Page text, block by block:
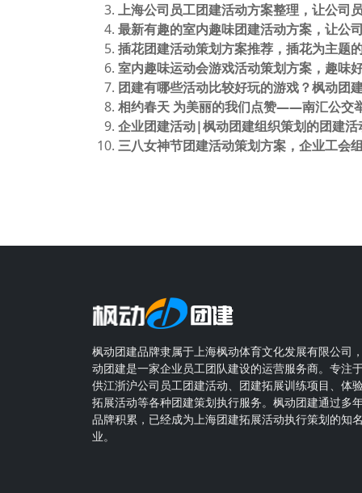
上海公司员工团建活动方案整理，让公司
最新有趣的室内趣味团建活动方案，让公
插花团建活动策划方案推荐，插花为主题
室内趣味运动会游戏活动策划方案，趣味
团建有哪些活动比较好玩的游戏？枫动团
相约春天 为美丽的我们点赞——南汇公交
企业团建活动|枫动团建组织策划的团建
三八女神节团建活动策划方案，企业工会
枫动团建品牌隶属于上海枫动体育文化发展有限公司
动团建是一家企业员工团队建设的运营服务商。专注
供江浙沪公司员工团建活动、团建拓展训练项目、体
拓展活动等各种团建策划执行服务。枫动团建通过多
品牌积累，已经成为上海团建拓展活动执行策划的知
业。